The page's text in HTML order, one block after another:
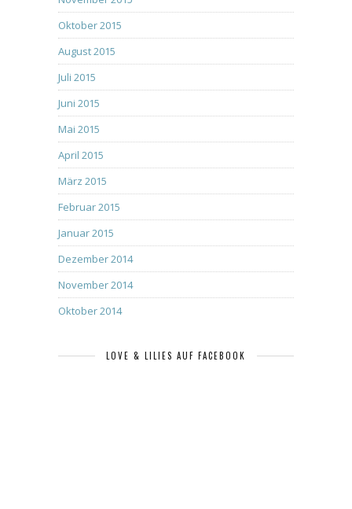
Oktober 2015
August 2015
Juli 2015
Juni 2015
Mai 2015
April 2015
März 2015
Februar 2015
Januar 2015
Dezember 2014
November 2014
Oktober 2014
LOVE & LILIES AUF FACEBOOK